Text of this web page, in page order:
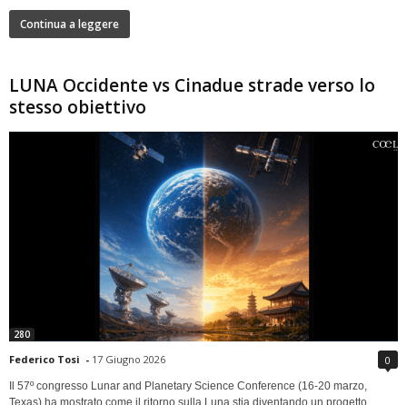
Continua a leggere
LUNA Occidente vs Cinadue strade verso lo
stesso obiettivo
280
Federico Tosi - 17 Giugno 2026 0
Il 57º congresso Lunar and Planetary Science Conference (16-20 marzo,
Texas) ha mostrato come il ritorno sulla Luna stia diventando un progetto